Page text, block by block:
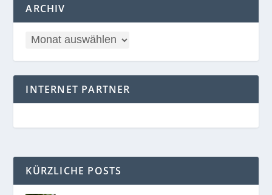
ARCHIV
INTERNET PARTNER
KÜRZLICHE POSTS